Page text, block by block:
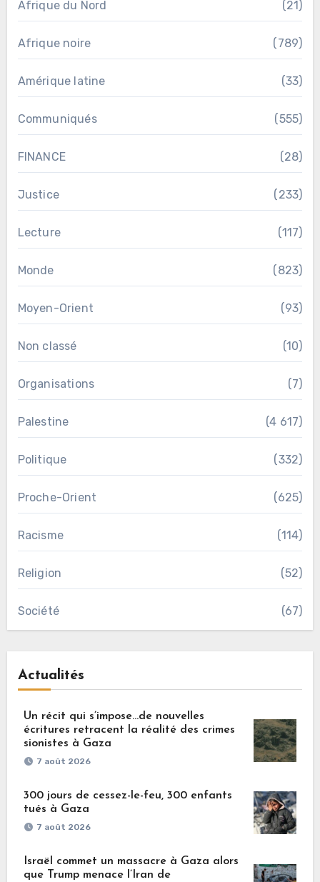
Afrique du Nord (21)
Afrique noire (789)
Amérique latine (33)
Communiqués (555)
FINANCE (28)
Justice (233)
Lecture (117)
Monde (823)
Moyen-Orient (93)
Non classé (10)
Organisations (7)
Palestine (4 617)
Politique (332)
Proche-Orient (625)
Racisme (114)
Religion (52)
Société (67)
Actualités
Un récit qui s’impose…de nouvelles
écritures retracent la réalité des crimes
sionistes à Gaza
7 août 2026
300 jours de cessez-le-feu, 300 enfants
tués à Gaza
7 août 2026
Israël commet un massacre à Gaza alors
que Trump menace l’Iran de